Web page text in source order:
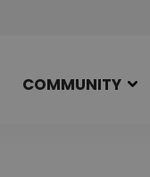
COMMUNITY